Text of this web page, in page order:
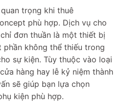
trọng khi thuê
phù hợp. Dịch vụ cho
đơn thuần là một thiết bị
phần không thể thiếu trong
sự kiện. Tùy thuộc vào loại
hàng hay lễ kỷ niệm thành
sẽ giúp bạn lựa chọn
kiện phù hợp.